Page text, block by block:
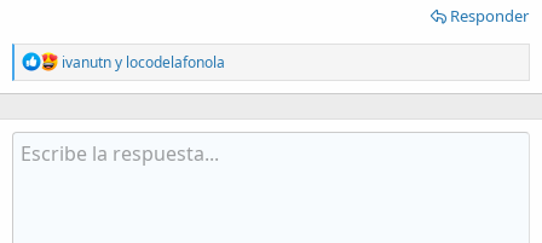
Responder
R
e
a
c
t
i
ivanutny locodelafonola